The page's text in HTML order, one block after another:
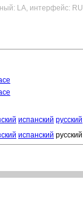
LA, интерфейс:
испанский русский
испанский русский